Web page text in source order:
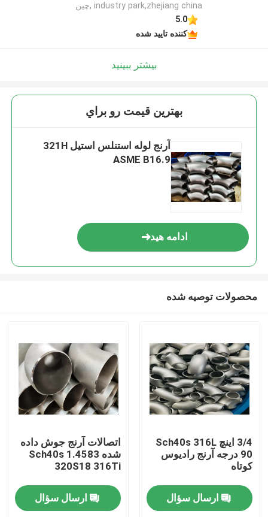
صفحه اصلی
محصولات
درباره ما
industry park,zhejiang china ,چین
5.0
کننده تایید شده
بیشتر ببینید
بهترين قيمت رو براي
آرنج لوله استنلس استیل 321H
ASME B16.9
ادامه هید
محصولات توصیه شده
3/4 اینچ Sch40s 316L
90 درجه آرنج رادیوس
کوتاه
ارسال سؤال
اتصالات آرنج جوش داده
شده Sch40s 1.4583
320S18 316Ti
ارسال سؤال